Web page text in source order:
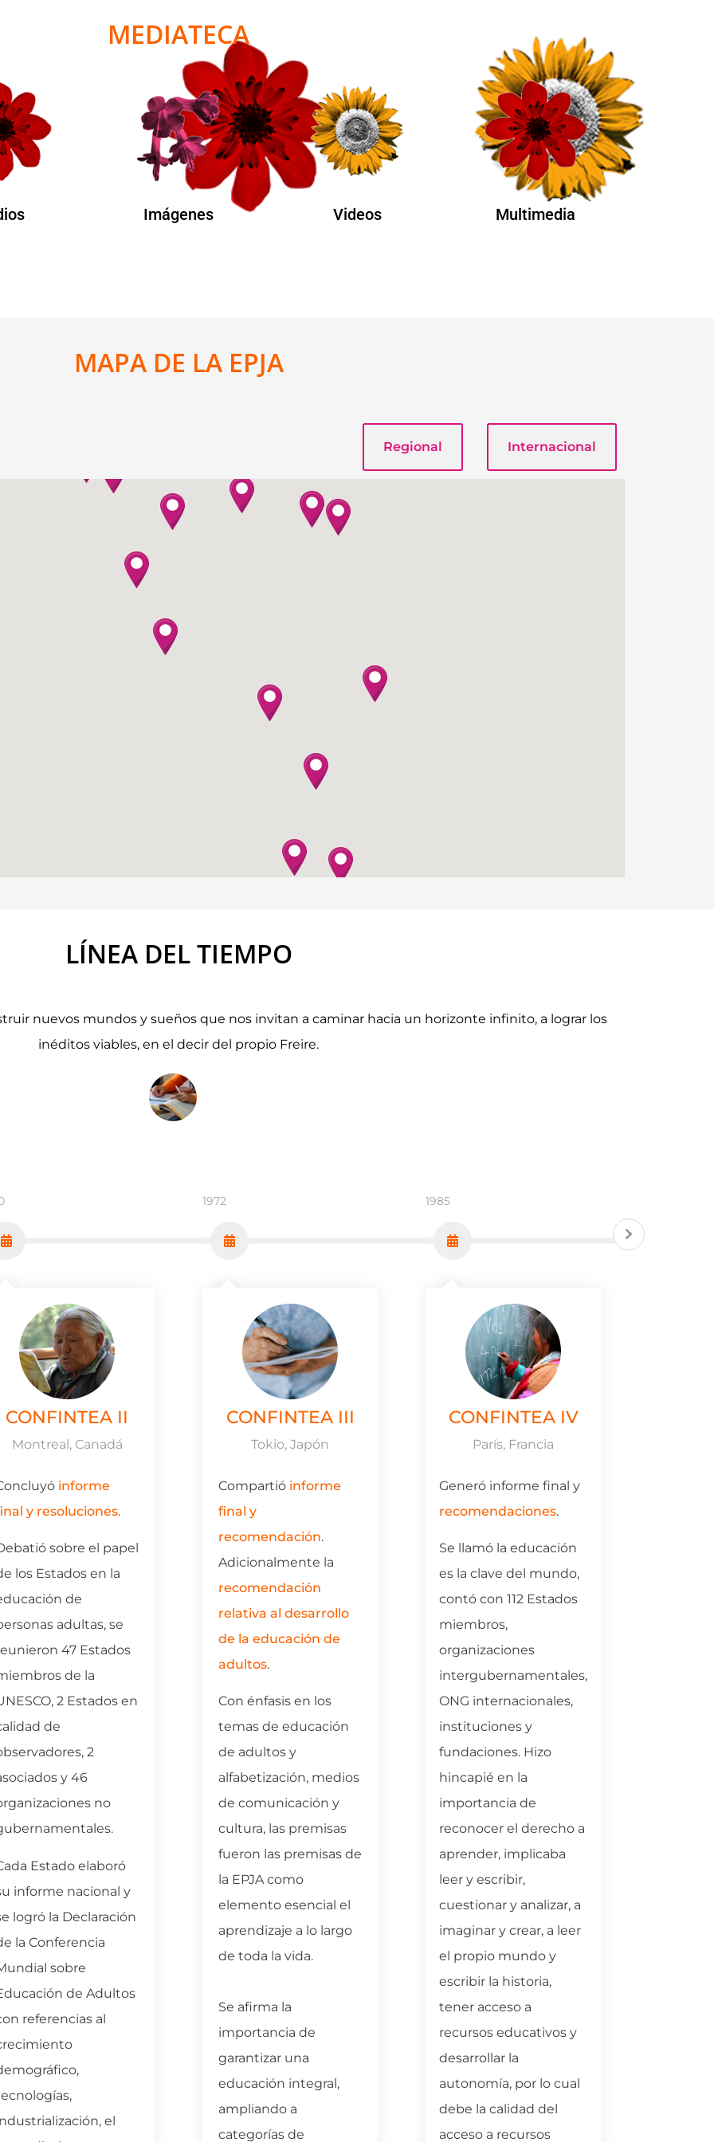
MEDIATECA
Imágenes Videos Multimedia
MAPA DE LA EPJA
Regional Internacional
LÍNEA DEL TIEMPO
nuevos mundos y sueños que nos invitan a caminar hacia un horizonte infinito, a lograr los
inéditos viables, en el decir del propio Freire.
CONFINTEA II
Montreal, Canadá
informe
y resoluciones.
sobre el papel
los Estados en la
de
adultas, se
47 Estados
de la
2 Estados en
de
2
y 46
no
Estado elaboró
informe nacional y
logró la Declaración
la Conferencia
sobre
de Adultos
referencias al
el
1972
CONFINTEA III
Tokio, Japón
Compartió informe
final y
recomendación.
Adicionalmente la
recomendación
relativa al desarrollo
de la educación de
adultos.
Con énfasis en los
temas de educación
de adultos y
alfabetización, medios
de comunicación y
cultura, las premisas
fueron las premisas de
la EPJA como
elemento esencial el
aprendizaje a lo largo
de toda la vida.
Se afirma la
importancia de
garantizar una
educación integral,
ampliando a
categorías de
1985
CONFINTEA IV
París, Francia
Generó informe final y
recomendaciones.
Se llamó la educación
es la clave del mundo,
contó con 112 Estados
miembros,
organizaciones
intergubernamentales,
ONG internacionales,
instituciones y
fundaciones. Hizo
hincapié en la
importancia de
reconocer el derecho a
aprender, implicaba
leer y escribir,
cuestionar y analizar, a
imaginar y crear, a leer
el propio mundo y
escribir la historia,
tener acceso a
recursos educativos y
desarrollar la
autonomía, por lo cual
debe la calidad del
acceso a recursos